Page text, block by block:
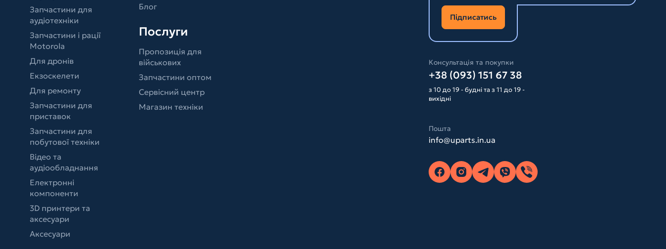
Запчастини для
аудіотехніки
Запчастини і рації
Motorola
Для дронів
Екзоскелети
Для ремонту
Запчастини для
приставок
Запчастини для
побутової техніки
Відео та
аудіообладнання
Електронні
компоненти
3D принтери та
аксесуари
Аксесуари
Блог
Послуги
Пропозиція для
військових
Запчастини оптом
Сервісний центр
Магазин техніки
Підписатись
Консультація та покупки
+38 (093) 151 67 38
з 10 до 19 - будні та з 11 до 19 -
вихідні
Пошта
info@uparts.in.ua